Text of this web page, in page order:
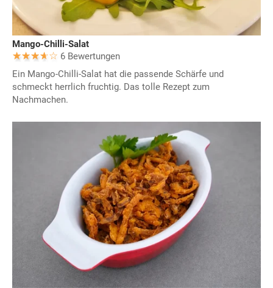
Mango-Chilli-Salat
6 Bewertungen
Ein Mango-Chilli-Salat hat die passende Schärfe und
schmeckt herrlich fruchtig. Das tolle Rezept zum
Nachmachen.